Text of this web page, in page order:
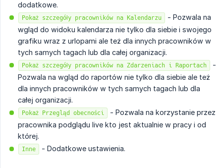
dodatkowe.
Pokaż szczegóły pracowników na Kalendarzu
- Pozwala na
wgląd do widoku kalendarza nie tylko dla siebie i swojego
grafiku wraz z urlopami ale też dla innych pracowników w
tych samych tagach lub dla całej organizacji.
Pokaż szczegóły pracowników na Zdarzeniach i Raportach
-
Pozwala na wgląd do raportów nie tylko dla siebie ale też
dla innych pracowników w tych samych tagach lub dla
całej organizacji.
Pokaż Przegląd obecności
- Pozwala na korzystanie przez
pracownika podglądu live kto jest aktualnie w pracy i od
której.
Inne - Dodatkowe ustawienia.